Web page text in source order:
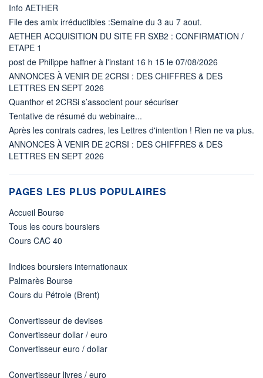
Info AETHER
File des amix irréductibles :Semaine du 3 au 7 aout.
AETHER ACQUISITION DU SITE FR SXB2 : CONFIRMATION /
ETAPE 1
post de Philippe haffner à l'instant 16 h 15 le 07/08/2026
ANNONCES À VENIR DE 2CRSI : DES CHIFFRES & DES
LETTRES EN SEPT 2026
Quanthor et 2CRSi s’associent pour sécuriser
Tentative de résumé du webinaire...
Après les contrats cadres, les Lettres d'intention ! Rien ne va plus.
ANNONCES À VENIR DE 2CRSI : DES CHIFFRES & DES
LETTRES EN SEPT 2026
PAGES LES PLUS POPULAIRES
Accueil Bourse
Tous les cours boursiers
Cours CAC 40
Indices boursiers internationaux
Palmarès Bourse
Cours du Pétrole (Brent)
Convertisseur de devises
Convertisseur dollar / euro
Convertisseur euro / dollar
Convertisseur livres / euro